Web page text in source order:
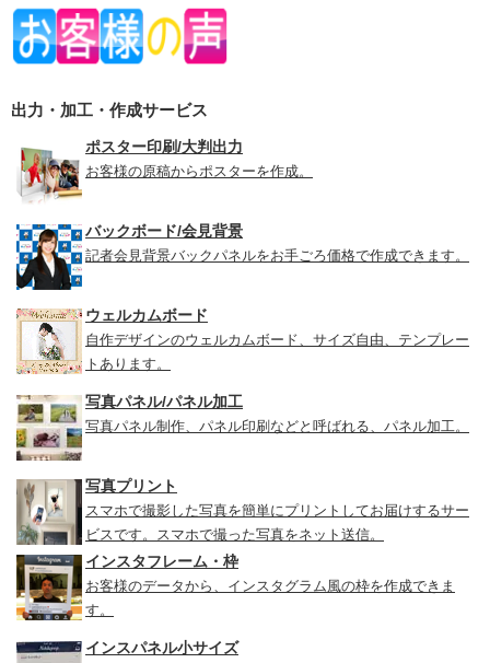
出力・加工・作成サービス
ポスター印刷/大判出力
お客様の原稿からポスターを作成。
バックボード/会見背景
記者会見背景バックパネルをお手ごろ価格で作成できます。
ウェルカムボード
自作デザインのウェルカムボード、サイズ自由、テンプレー
トあります。
写真パネル/パネル加工
写真パネル制作、パネル印刷などと呼ばれる、パネル加工。
写真プリント
スマホで撮影した写真を簡単にプリントしてお届けするサー
ビスです。スマホで撮った写真をネット送信。
インスタフレーム・枠
お客様のデータから、インスタグラム風の枠を作成できま
す。
インスパネル小サイズ